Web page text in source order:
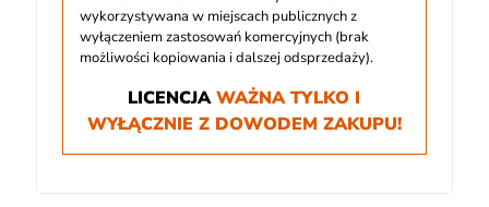
wykorzystywana w miejscach publicznych z
wyłączeniem zastosowań komercyjnych (brak
możliwości kopiowania i dalszej odsprzedaży).
LICENCJA WAŻNA TYLKO I
WYŁĄCZNIE Z DOWODEM ZAKUPU!